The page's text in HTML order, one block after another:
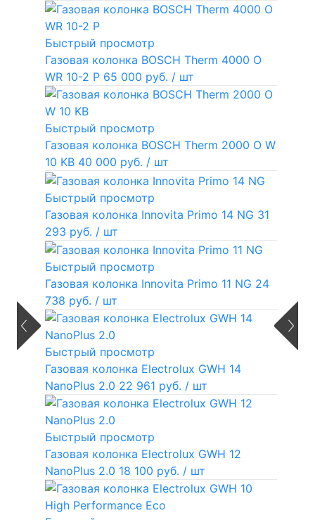
Быстрый просмотр
Газовая колонка BOSCH Therm 4000 O
WR 10-2 P 65 000 руб. / шт
Быстрый просмотр
Газовая колонка BOSCH Therm 2000 O W
10 KB 40 000 руб. / шт
Быстрый просмотр
Газовая колонка Innovita Primo 14 NG 31
293 руб. / шт
Быстрый просмотр
Газовая колонка Innovita Primo 11 NG 24
738 руб. / шт
Быстрый просмотр
Газовая колонка Electrolux GWH 14
NanoPlus 2.0 22 961 руб. / шт
Быстрый просмотр
Газовая колонка Electrolux GWH 12
NanoPlus 2.0 18 100 руб. / шт